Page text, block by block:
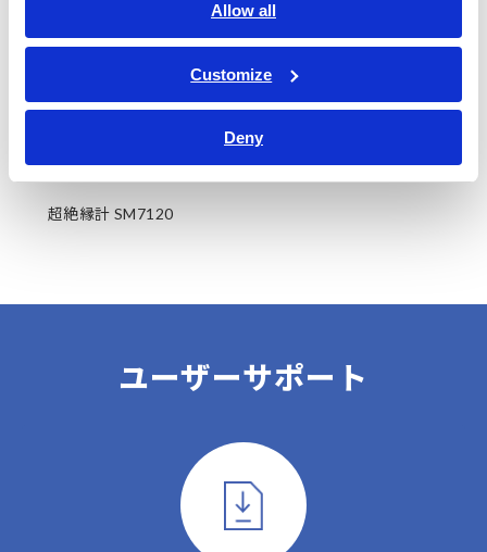
Allow all
Customize
Deny
超絶縁計 SM7120
ユーザーサポート